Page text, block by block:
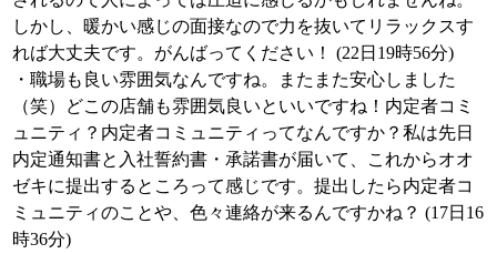
しかし、暖かい感じの面接なので力を抜いてリラックスす
れば大丈夫です。がんばってください！ (22日19時56分)
・職場も良い雰囲気なんですね。またまた安心しました
（笑）どこの店舗も雰囲気良いといいですね！内定者コミ
ュニティ？内定者コミュニティってなんですか？私は先日
内定通知書と入社誓約書・承諾書が届いて、これからオオ
ゼキに提出するところって感じです。提出したら内定者コ
ミュニティのことや、色々連絡が来るんですかね？ (17日16
時36分)